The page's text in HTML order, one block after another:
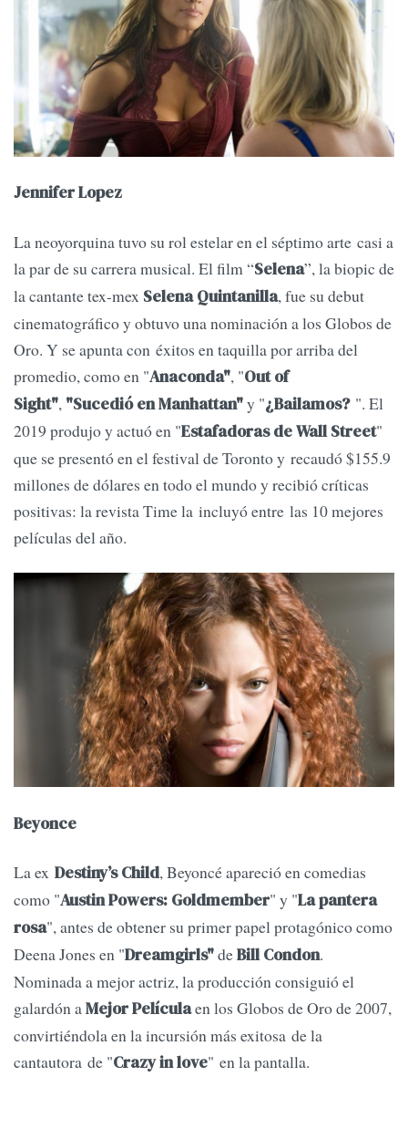
Jennifer Lopez
La neoyorquina tuvo su rol estelar en el séptimo arte casi a
la par de su carrera musical. El film “Selena”, la biopic de
la cantante tex-mex Selena Quintanilla, fue su debut
cinematográfico y obtuvo una nominación a los Globos de
Oro. Y se apunta con éxitos en taquilla por arriba del
promedio, como en "Anaconda", "Out of
Sight", "Sucedió en Manhattan"y "¿Bailamos?". El
2019 produjo y actuó en "Estafadoras de Wall Street"
que se presentó en el festival de Toronto y recaudó $155.9
millones de dólares en todo el mundo y recibió críticas
positivas: la revista Time la incluyó entre las 10 mejores
películas del año.
Beyonce
La ex Destiny’s Child, Beyoncé apareció en comedias
como "Austin Powers: Goldmember" y "La pantera
rosa", antes de obtener su primer papel protagónico como
Deena Jones en "Dreamgirls"deBill Condon.
Nominada a mejor actriz, la producción consiguió el
galardón aMejor Películaen los Globos de Oro de 2007,
convirtiéndola en la incursión más exitosa de la
cantautora de "Crazy in love" en la pantalla.